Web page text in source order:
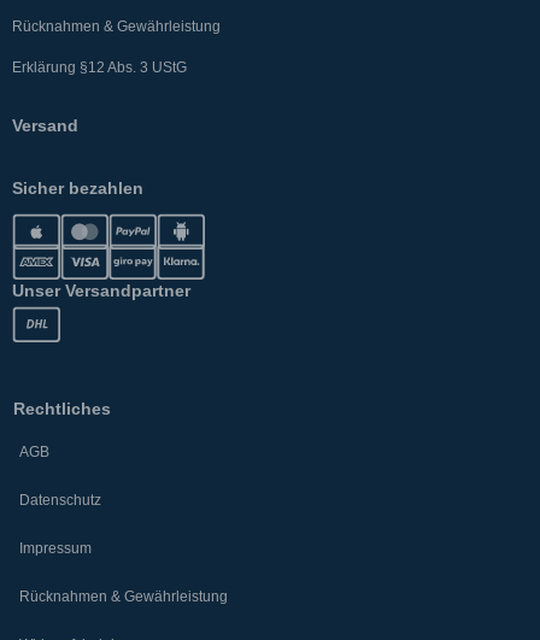
Rücknahmen & Gewährleistung
Erklärung §12 Abs. 3 UStG
Versand
Sicher bezahlen
Unser Versandpartner
Rechtliches
AGB
Datenschutz
Impressum
Rücknahmen & Gewährleistung